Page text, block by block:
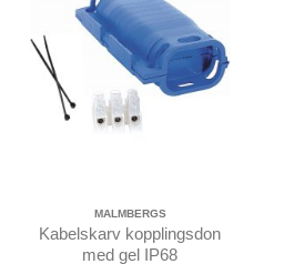
MALMBERGS
Kabelskarv kopplingsdon
med gel IP68